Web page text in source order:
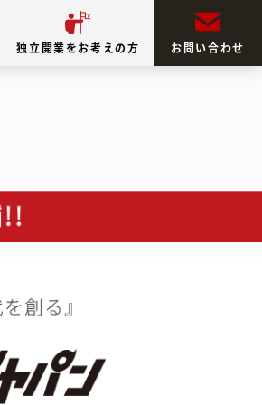
独立開業をお考えの方 お問い合わせ